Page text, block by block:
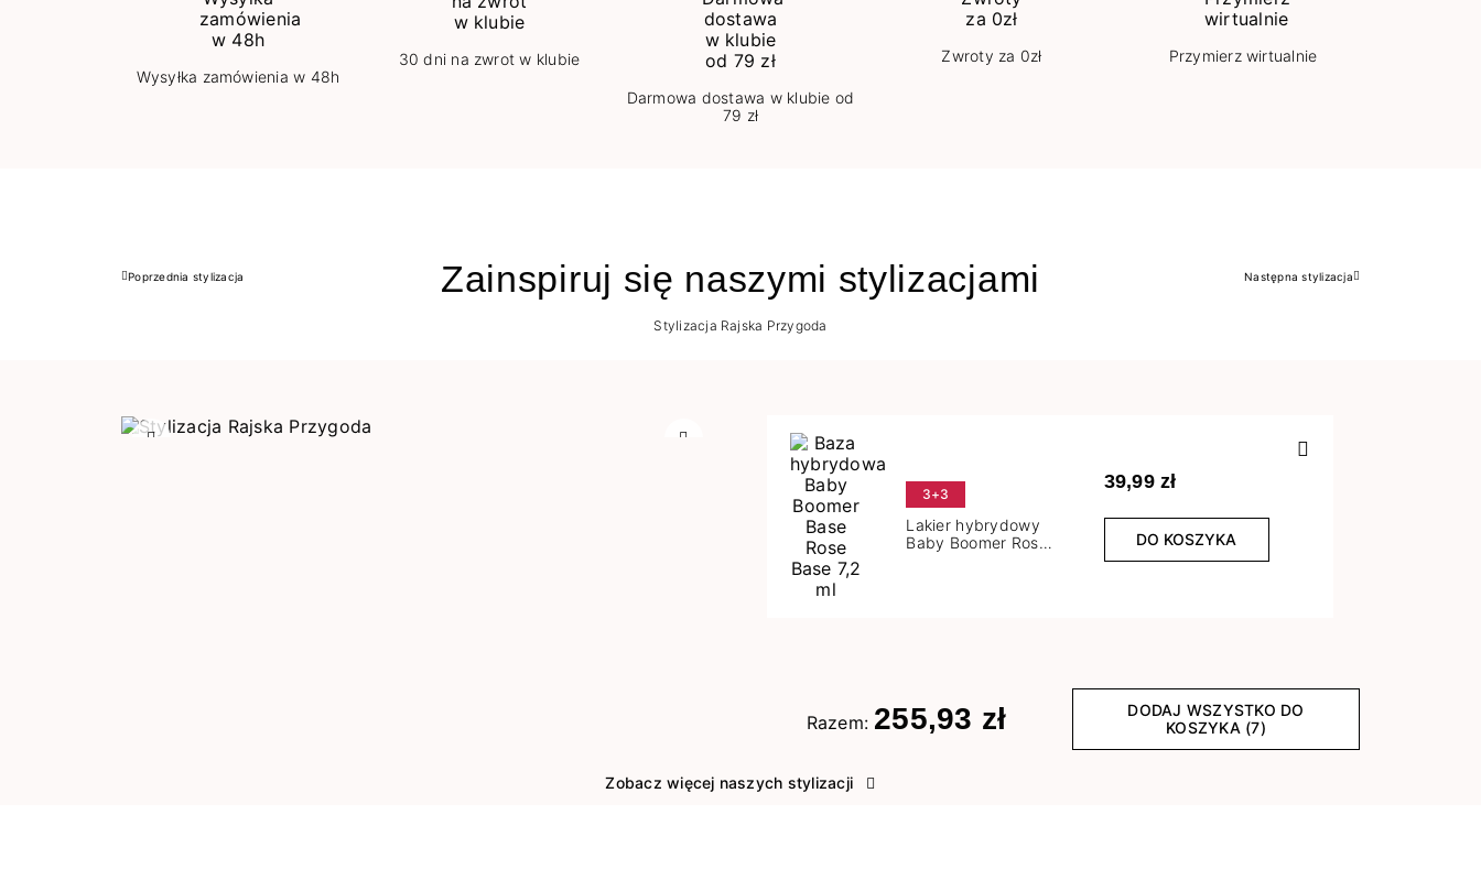
Wysyłka zamówienia w 48h
30 dni na zwrot w klubie
Darmowa dostawa w klubie od
79 zł
Zwroty za 0zł Przymierz wirtualnie
Zainspiruj się naszymi stylizacjami
Poprzedni
Poprzednia stylizacja Następny
Następna stylizacja
Stylizacja Rajska Przygoda
3+3
Lakier hybrydowy
Baby Boomer Rose
39,99 zł
DO KOSZYKA
Razem: 255,93 zł
DODAJ WSZYSTKO DO
KOSZYKA (7)
Zobacz więcej naszych stylizacji